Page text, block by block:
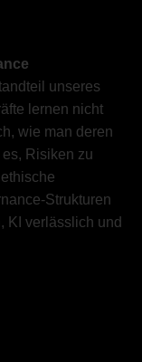
unseres
lernen nicht
wie man deren
Risiken zu
Strukturen
KI verlässlich und